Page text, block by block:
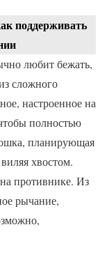
поддерживать
любит бежать,
сложного
настроенное на
полностью
планирующая
хвостом.
противнике. Из
рычание,